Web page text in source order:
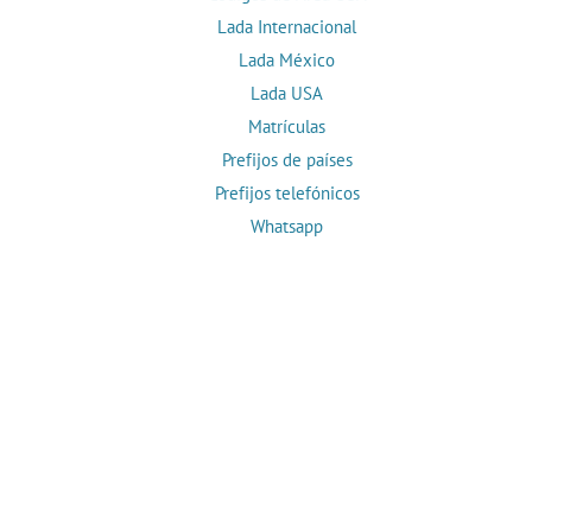
Lada Internacional
Lada México
Lada USA
Matrículas
Prefijos de países
Prefijos telefónicos
Whatsapp